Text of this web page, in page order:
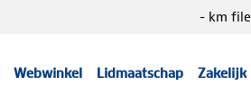
Webwinkel Lidmaatschap Zakelijk
- km file